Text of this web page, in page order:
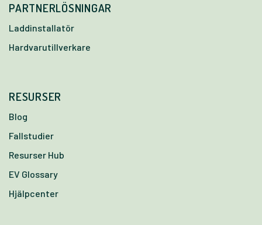
PARTNERLÖSNINGAR
Laddinstallatör
Hardvarutillverkare
RESURSER
Blog
Fallstudier
Resurser Hub
EV Glossary
Hjälpcenter